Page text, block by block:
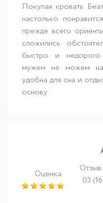
Покупая кровать
настолько
прежде всего
сложились
быстро и
мужем не можем на
удобна для сна и
основу.
Оценка
03